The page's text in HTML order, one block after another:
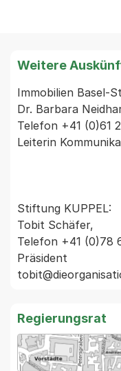
Weitere
Immobilien Basel-
Dr. Barbara
Telefon +41 (0)61
Leiterin
Stiftung KUPPEL:
Tobit Schäfer,
Telefon +41 (0)78
Präsident
Regierungsrat